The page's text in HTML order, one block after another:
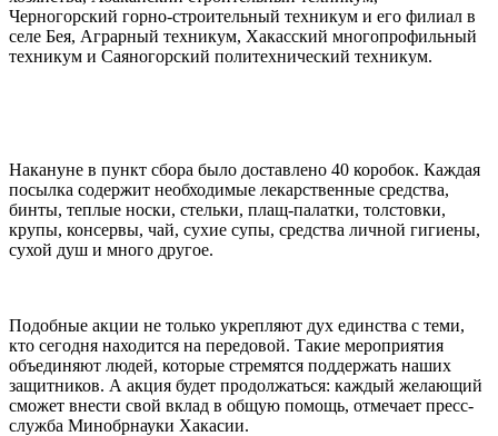
Черногорский горно-строительный техникум и его филиал в
селе Бея, Аграрный техникум, Хакасский многопрофильный
техникум и Саяногорский политехнический техникум.
Накануне в пункт сбора было доставлено 40 коробок. Каждая
посылка содержит необходимые лекарственные средства,
бинты, теплые носки, стельки, плащ-палатки, толстовки,
крупы, консервы, чай, сухие супы, средства личной гигиены,
сухой душ и много другое.
Подобные акции не только укрепляют дух единства с теми,
кто сегодня находится на передовой. Такие мероприятия
объединяют людей, которые стремятся поддержать наших
защитников. А акция будет продолжаться: каждый желающий
сможет внести свой вклад в общую помощь, отмечает пресс-
служба Минобрнауки Хакасии.